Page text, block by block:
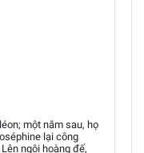
một năm sau, họ
lại công
ngôi hoàng đế,